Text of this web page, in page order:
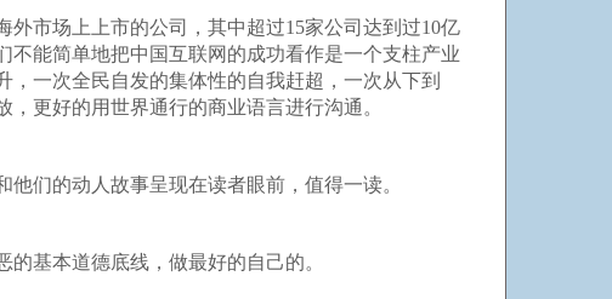
市场上上市的公司，其中超过15家公司达到过10亿
能简单地把中国互联网的成功看作是一个支柱产业
一次全民自发的集体性的自我赶超，一次从下到
更好的用世界通行的商业语言进行沟通。
们的动人故事呈现在读者眼前，值得一读。
基本道德底线，做最好的自己的。